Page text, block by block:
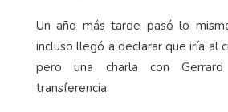
Un año más tarde pasó lo
incluso llegó a declarar que iría al
pero una charla con
transferencia.